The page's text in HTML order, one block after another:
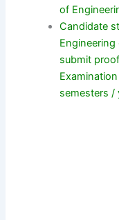
of
Candidate
submit
semesters /